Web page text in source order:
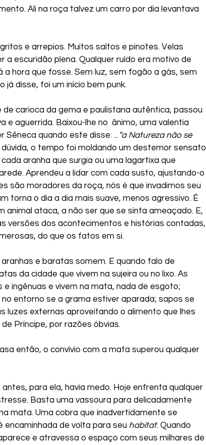
Ali na roça talvez um carro por dia levantava
escuridão plena. Qualquer ruído era motivo de
a hora que fosse. Sem luz, sem fogão a gás, sem
já disse, foi um início bem punk.
e aguerrida. Baixou-lhe no  ânimo, uma valentia
Sêneca quando este disse: ...“a Natureza não se
dúvida, o tempo foi moldando um destemor sensato
aranha que surgia ou uma lagartixa que
Aprendeu a lidar com cada susto, ajustando-o
são moradores da roça, nós é que invadimos seu
torna o dia a dia mais suave, menos agressivo. É
animal ataca, a não ser que se sinta ameaçado. E,
versões dos acontecimentos e histórias contadas,
do que os fatos em si.
da cidade que vivem na sujeira ou no lixo. As
ingênuas e vivem na mata, nada de esgoto;
entorno se a grama estiver aparada; sapos se
luzes externas aproveitando o alimento que lhes
Príncipe, por razões óbvias.
Basta uma vassoura para delicadamente
mata. Uma cobra que inadvertidamente se
encaminhada de volta para seu habitat. Quando
e atravessa o espaço com seus milhares de